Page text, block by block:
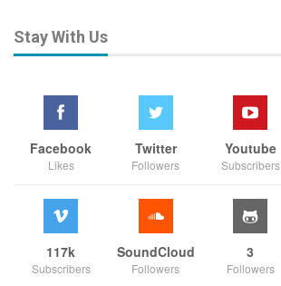
Stay With Us
Facebook
Likes
Twitter
Followers
Youtube
Subscribers
117k
Subscribers
SoundCloud
Followers
3
Followers